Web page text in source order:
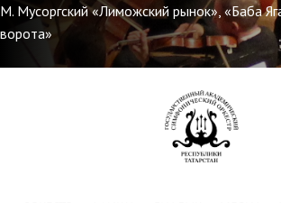
М. Мусоргский «Лиможский рынок», «Баба
ворота»